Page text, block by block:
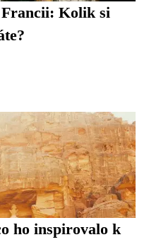
Kolik si
ho inspirovalo k